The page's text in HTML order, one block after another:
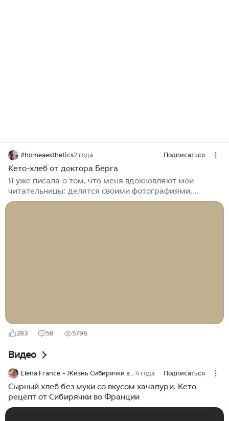
#homeaesthetics2 года Подписаться
Кето-хлеб от доктора Берга
Я уже писала о том, что меня вдохновляют мои
читательницы: делятся своими фотографиями,
предлагают идеи. И вот однажды мне прислали
283 58 5796
Видео
Elena France - Жизнь Сибирячки во Франции4 года Подписаться
Сырный хлеб без муки со вкусом хачапури. Кето
рецепт от Сибирячки во Франции